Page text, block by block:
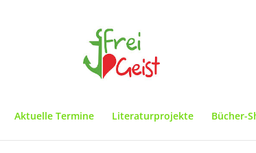
Aktuelle Termine Literaturprojekte Bücher-